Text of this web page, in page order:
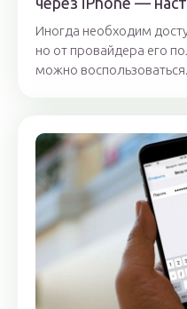
Иногда необходим
но от провайдера его
можно